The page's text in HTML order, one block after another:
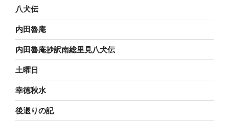
八犬伝
内田魯庵
内田魯庵抄訳南総里見八犬伝
土曜日
幸徳秋水
後退りの記